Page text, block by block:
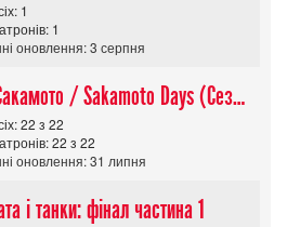
1
1
оновлення: 3 серпня
Дні Сакамото / Sakamoto Days (Сезон 1)
22 з 22
22 з 22
оновлення: 31 липня
і танки: фінал частина 1